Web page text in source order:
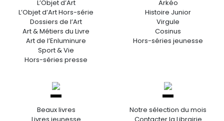
L’Objet d’Art
L’Objet d’Art Hors-série
Dossiers de l’Art
Art & Métiers du Livre
Art de l’Enluminure
Sport & Vie
Hors-séries presse
Arkéo
Histoire Junior
Virgule
Cosinus
Hors-séries jeunesse
Beaux livres
Notre sélection du mois